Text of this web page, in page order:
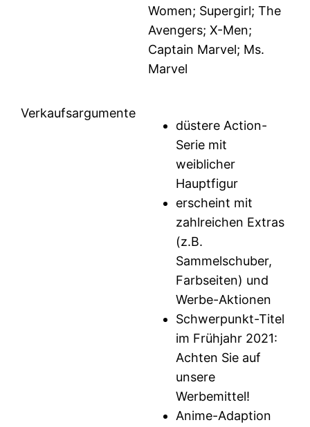
Women; Supergirl; The
Avengers; X-Men;
Captain Marvel; Ms.
Marvel
Verkaufsargumente
düstere Action-
Serie mit
weiblicher
Hauptfigur
erscheint mit
zahlreichen Extras
(z.B.
Sammelschuber,
Farbseiten) und
Werbe-Aktionen
Schwerpunkt-Titel
im Frühjahr 2021:
Achten Sie auf
unsere
Werbemittel!
Anime-Adaption